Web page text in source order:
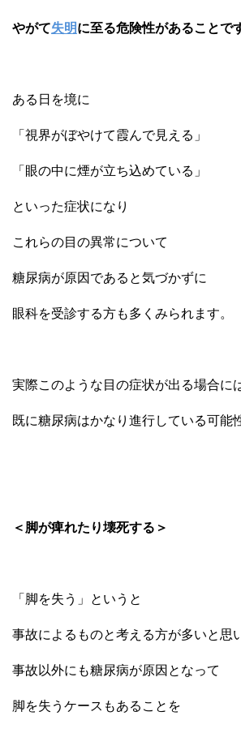
やがて失明に至る危険性があることで
ある日を境に
「視界がぼやけて霞んで見える」
「眼の中に煙が立ち込めている」
といった症状になり
これらの目の異常について
糖尿病が原因であると気づかずに
眼科を受診する方も多くみられます。
実際このような目の症状が出る場合に
既に糖尿病はかなり進行している可能
＜脚が痺れたり壊死する＞
「脚を失う」というと
事故によるものと考える方が多いと思
事故以外にも糖尿病が原因となって
脚を失うケースもあることを